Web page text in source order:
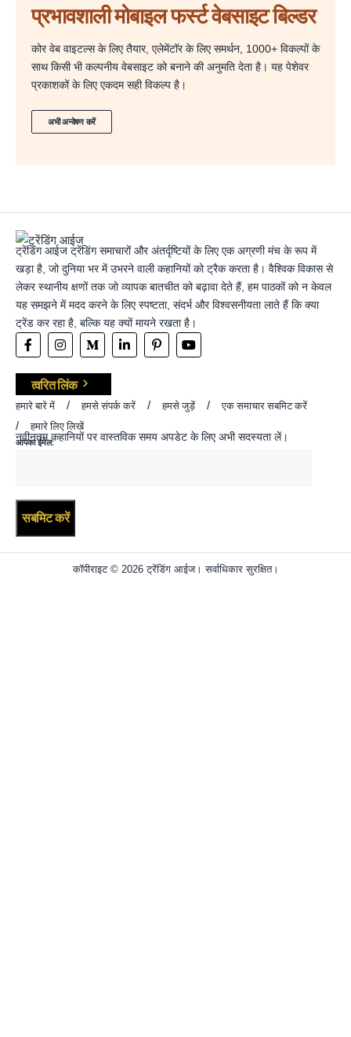
प्रभावशाली मोबाइल फर्स्ट वेबसाइट बिल्डर
कोर वेब वाइटल्स के लिए तैयार, एलेमेंटॉर के लिए समर्थन, 1000+ विकल्पों के
साथ किसी भी कल्पनीय वेबसाइट को बनाने की अनुमति देता है। यह पेशेवर
प्रकाशकों के लिए एकदम सही विकल्प है।
अभी अन्वेषण करें
ट्रेंडिंग आईज ट्रेंडिंग समाचारों और अंतर्दृष्टियों के लिए एक अग्रणी मंच के रूप में
खड़ा है, जो दुनिया भर में उभरने वाली कहानियों को ट्रैक करता है। वैश्विक विकास से
लेकर स्थानीय क्षणों तक जो व्यापक बातचीत को बढ़ावा देते हैं, हम पाठकों को न केवल
यह समझने में मदद करने के लिए स्पष्टता, संदर्भ और विश्वसनीयता लाते हैं कि क्या
ट्रेंड कर रहा है, बल्कि यह क्यों मायने रखता है।
त्वरित लिंक
हमारे बारे में हमसे संपर्क करें हमसे जुड़ें
एक समाचार सबमिट करें
हमारे लिए लिखें
नवीनतम कहानियों पर वास्तविक समय अपडेट के लिए अभी सदस्यता लें।
आपका ईमेल:
कॉपीराइट © 2026 ट्रेंडिंग आईज। सर्वाधिकार सुरक्षित।